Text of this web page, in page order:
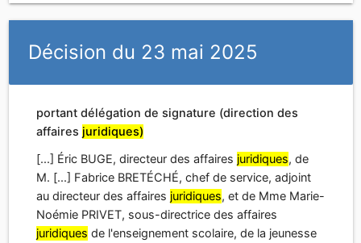
Décision du 23 mai 2025
portant délégation de signature (direction des
affaires juridiques)
[...] Éric BUGE, directeur des affaires juridiques, de
M. [...] Fabrice BRETÉCHÉ, chef de service, adjoint
au directeur des affaires juridiques, et de Mme Marie-
Noémie PRIVET, sous-directrice des affaires
juridiques de l'enseignement scolaire, de la jeunesse